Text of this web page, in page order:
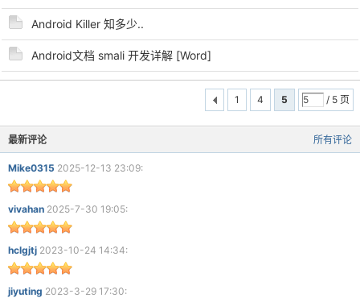
cn
Android Killer 知多少..
Android文档 smali 开发详解 [Word]
1 4 5 / 5 页
所有评论
最新评论
Mike0315 2025-12-13 23:09:
vivahan 2025-7-30 19:05:
hclgjtj 2023-10-24 14:34:
jiyuting 2023-3-29 17:30: